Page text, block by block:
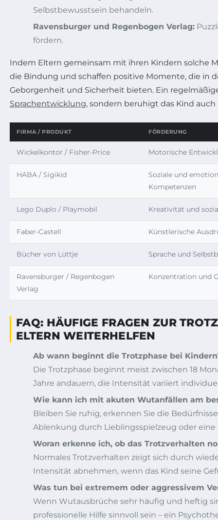
Selbstbewusstsein behandeln.
Ravensburger und Regenbogen Verlag:
fördern.
Indem Eltern gemeinsam mit ihren Kindern solche
die Bindung und schaffen positive Momente, die in
Geborgenheit und Sicherheit bieten. Ein
Sprachentwicklung, sondern beruhigt das Kind
FIRMA / PRODUKT FÖRDERUNG
Wickelkontor / Fisher-Price Motorische
HABA / Sigikid
Soziale und
Kompetenzen
Lego Duplo / Playmobil Kreativität und
Faber-Castell Künstlerische
Bücher von Lüttje Sprache und
Ravensburger / Regenbogen
Verlag
Konzentration und
FAQ: HÄUFIGE FRAGEN ZUR
ELTERN WEITERHELFEN
Ab wann beginnt die Trotzphase bei
Die Trotzphase beginnt meist zwischen 18
Jahre andauern, die Intensität variiert
Wie kann ich mit akuten Wutanfällen am
Bleiben Sie ruhig, erkennen Sie die
Ablenkung durch Lieblingsspielzeug oder eine
Woran erkenne ich, ob das Trotzverhalten
Normales Trotzverhalten zeigt sich durch
Intensität abnehmen, wenn das Kind seine
Was tun bei extremem oder aggressivem
Wenn Wutausbrüche sehr häufig und heftig
professionelle Hilfe sinnvoll sein – ein